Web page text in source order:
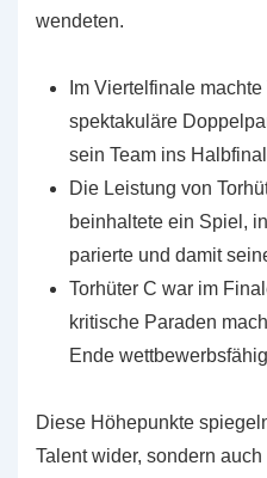
wendeten.
Im Viertelfinale
spektakuläre
sein Team ins
Die Leistung von
beinhaltete ein Spiel,
parierte und damit
Torhüter C war im
kritische Paraden
Ende
Diese Höhepunkte
Talent wider, sondern